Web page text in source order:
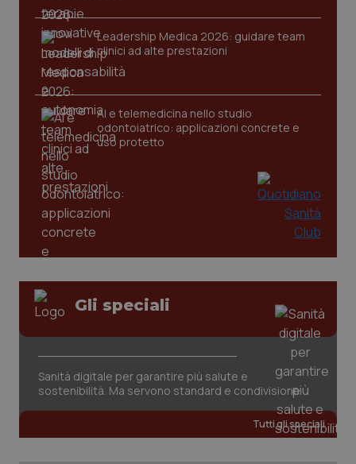
Leadership Medica 2026: guidare team
clinici ad alte prestazioni
AI e telemedicina nello studio
odontoiatrico: applicazioni concrete e
uso protetto
Gli speciali
Sanità digitale per garantire più salute e
sostenibilità. Ma servono standard e condivisione
Tutti gli speciali
CookieScriptConsent
tracking-sites-ironfish-
www.quotidianosanita.it